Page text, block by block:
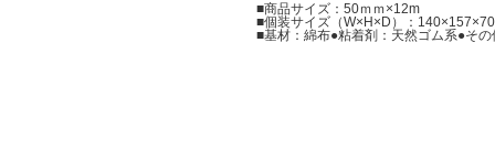
■商品サイズ：50ｍｍ×12m
■個装サイズ（W×H×D）：140×157×70
■基材：綿布●粘着剤：天然ゴム系●そ